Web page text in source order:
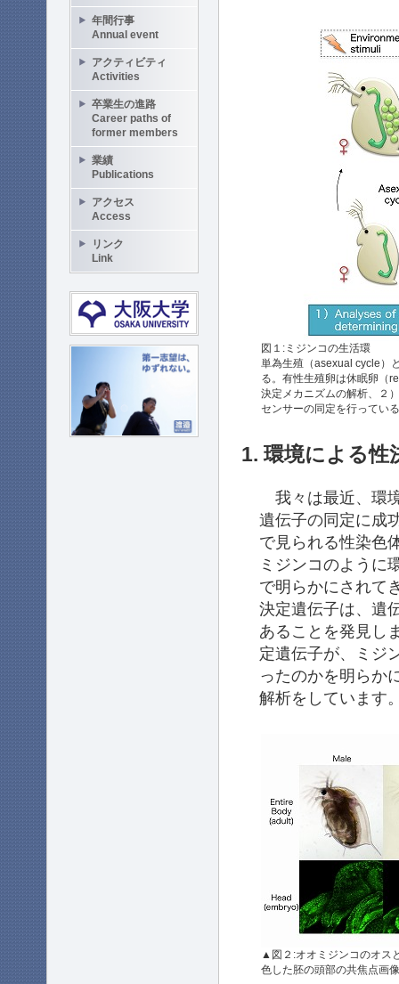
年間行事
Annual event
アクティビティ
Activities
卒業生の進路
Career paths of
former members
業績
Publications
アクセス
Access
リンク
Link
図１:ミジンコの生活環
単為生殖（asexual cycle）
る。有性生殖卵は休眠卵（
決定メカニズムの解析、２
センサーの同定を行ってい
1. 環境による性
我々は最近、環
遺伝子の同定に成
で見られる性染色
ミジンコのように
で明らかにされて
決定遺伝子は、遺
あることを発見し
定遺伝子が、ミジ
ったのかを明らか
解析をしています
▲図２:オオミジンコのオス
色した胚の頭部の共焦点画